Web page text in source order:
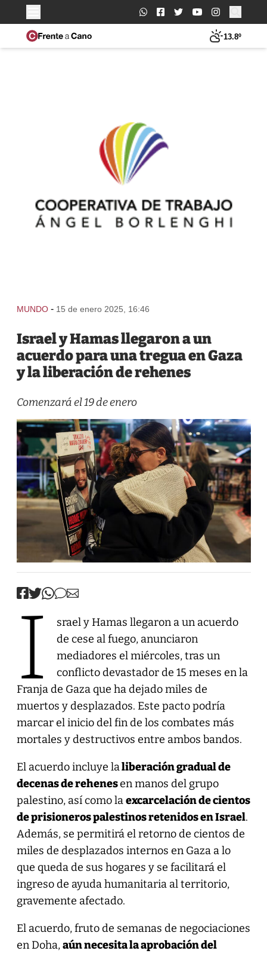
Buscar:
13.8º
MUNDO - 15 de enero 2025, 16:46
Israel y Hamas llegaron a un
acuerdo para una tregua en Gaza
y la liberación de rehenes
Comenzará el 19 de enero
I
srael y Hamas llegaron a un acuerdo
de cese al fuego, anunciaron
mediadores el miércoles, tras un
conflicto devastador de 15 meses en la
Franja de Gaza que ha dejado miles de
muertos y desplazados. Este pacto podría
marcar el inicio del fin de los combates más
mortales y destructivos entre ambos bandos.
El acuerdo incluye laliberación gradual de
decenas de rehenesen manos del grupo
palestino, así como laexcarcelación de cientos
de prisioneros palestinos retenidos en Israel.
Además, se permitirá el retorno de cientos de
miles de desplazados internos en Gaza a lo
que queda de sus hogares y se facilitará el
ingreso de ayuda humanitaria al territorio,
gravemente afectado.
El acuerdo, fruto de semanas de negociaciones
en Doha,aún necesita la aprobación del